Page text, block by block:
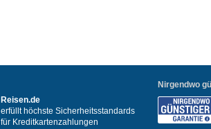
Reisen.de
erfüllt höchste Sicherheitsstandards
für Kreditkartenzahlungen
Nirgendwo